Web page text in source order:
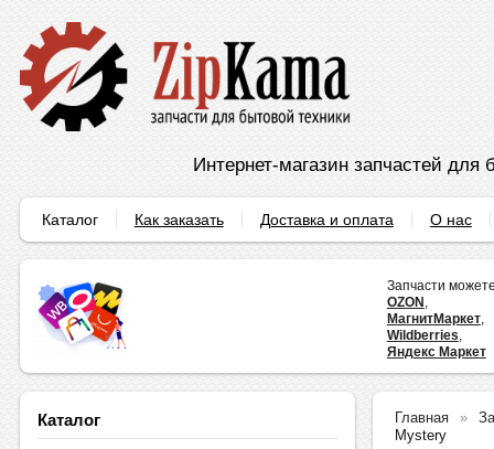
Интернет-магазин запчастей для
Каталог Как заказать Доставка и оплата О нас
Запчасти
OZON ,
МагнитМаркет,
Wildberries,
Яндекс Маркет
Каталог Главная
Mystery